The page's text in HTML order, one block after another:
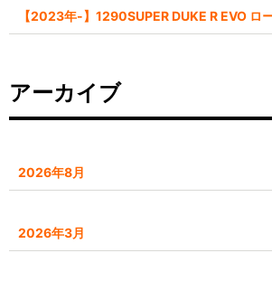
アーカイブ
2026年8月
2026年3月